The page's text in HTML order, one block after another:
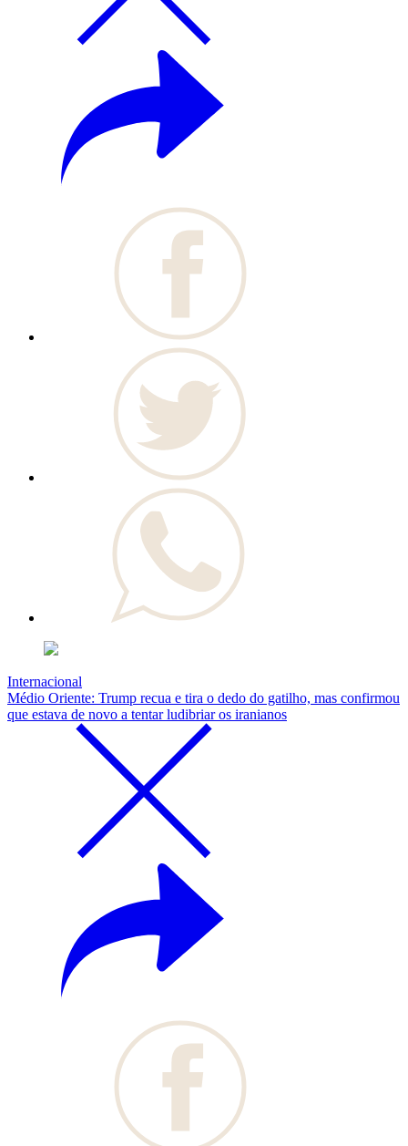
Internacional
Médio Oriente: Trump recua e tira o dedo do gatilho, mas confirmou
que estava de novo a tentar ludibriar os iranianos